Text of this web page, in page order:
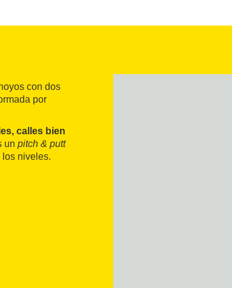
con dos
por
calles bien
un pitch & putt
los niveles.